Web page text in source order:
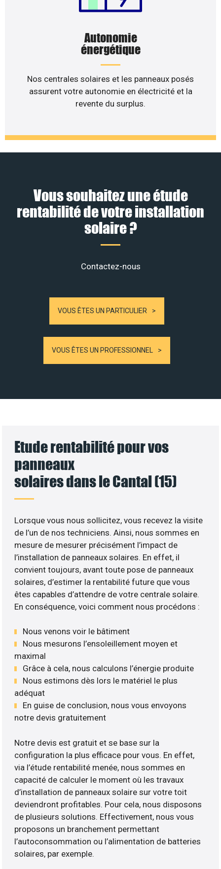
Autonomie
énergétique
Nos centrales solaires et les panneaux posés
assurent votre autonomie en électricité et la
revente du surplus.
Vous souhaitez une étude
rentabilité de votre installation
solaire ?
Contactez-nous
VOUS ÊTES UN PARTICULIER
VOUS ÊTES UN PROFESSIONNEL
Etude rentabilité pour vos
panneaux
solaires dans le Cantal (15)
Lorsque vous nous sollicitez, vous recevez la visite
de l’un de nos techniciens. Ainsi, nous sommes en
mesure de mesurer précisément l’impact de
l’installation de panneaux solaires. En effet, il
convient toujours, avant toute pose de panneaux
solaires, d’estimer la rentabilité future que vous
êtes capables d’attendre de votre centrale solaire.
En conséquence, voici comment nous procédons :
Nous venons voir le bâtiment
Nous mesurons l’ensoleillement moyen et
maximal
Grâce à cela, nous calculons l’énergie produite
Nous estimons dès lors le matériel le plus
adéquat
En guise de conclusion, nous vous envoyons
notre devis gratuitement
Notre devis est gratuit et se base sur la
configuration la plus efficace pour vous. En effet,
via l’étude rentabilité menée, nous sommes en
capacité de calculer le moment où les travaux
d’installation de panneaux solaire sur votre toit
deviendront profitables. Pour cela, nous disposons
de plusieurs solutions. Effectivement, nous vous
proposons un branchement permettant
l’autoconsommation ou l’alimentation de batteries
solaires, par exemple.